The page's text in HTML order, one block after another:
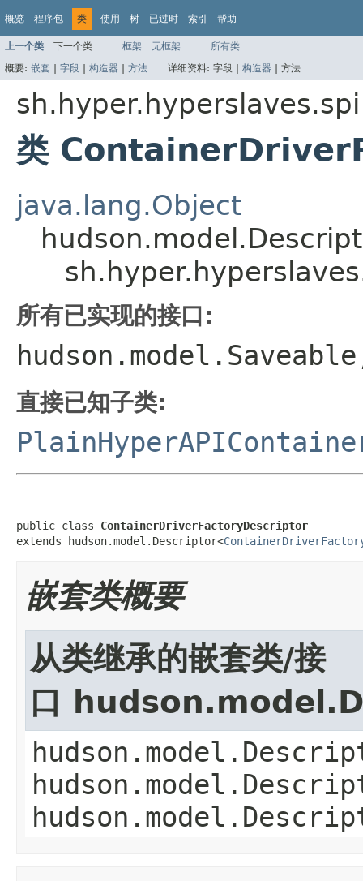
概览 程序包 类 使用 树 已过时 索引 帮助
上一个类 下一个类 框架 无框架
所有类
概要: 嵌套 | 字段 | 构造器 | 方法 详细资料: 字段 | 构造器 | 方法
sh.hyper.hyperslaves.spi
类
java.lang.Object
所有已实现的接口:
直接已知子类:
public class ContainerDriverFactoryDescriptor
extends hudson.model.Descriptor<
嵌套类概要
从类继承的嵌套类/接
口